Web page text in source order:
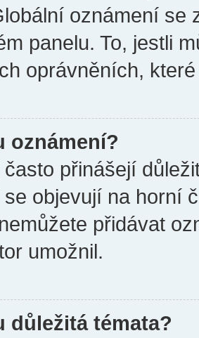
oznámení se
panelu. To, jestli
oprávněních,
oznámení?
přinášejí
objevují na horní
přidávat
umožnil.
důležitá témata?